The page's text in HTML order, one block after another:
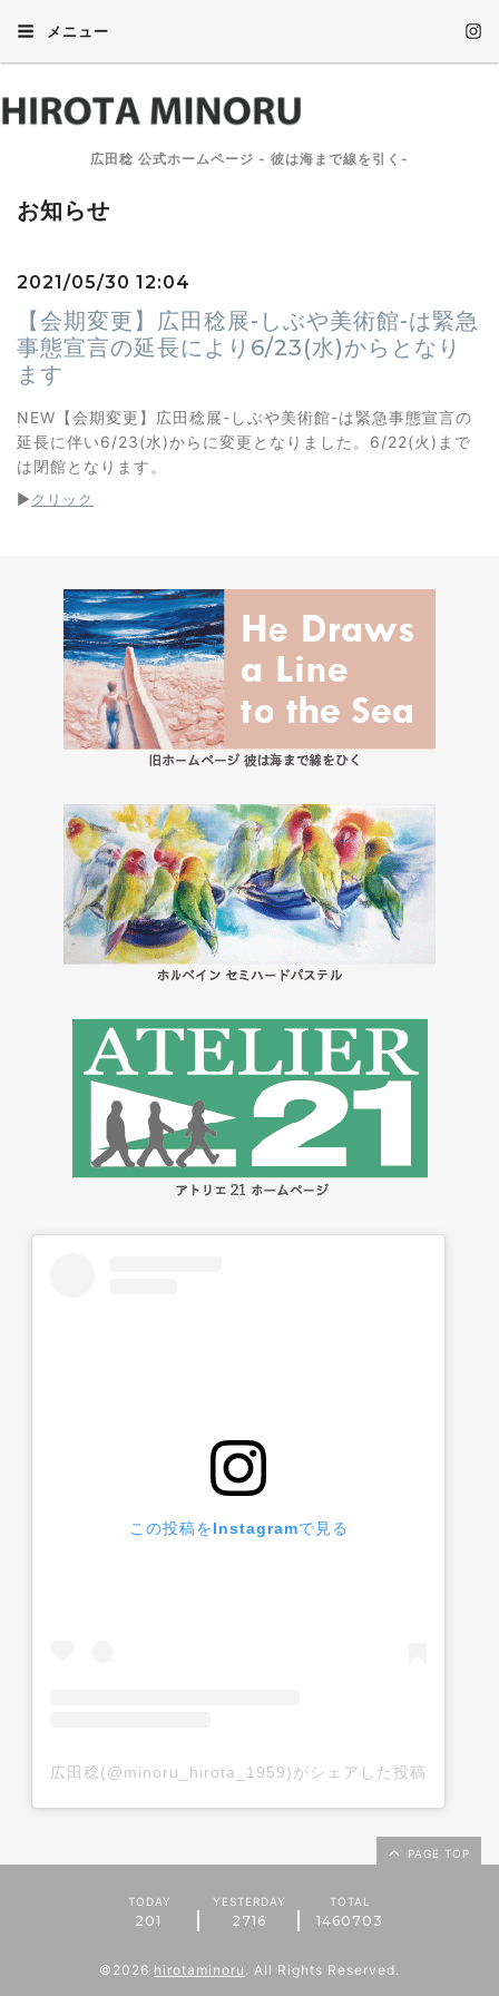
メニュー
広田稔 公式ホームページ - 彼は海まで線を引く-
お知らせ
2021/05/30 12:04
【会期変更】広田稔展-しぶや美術館-は緊急
事態宣言の延長により6/23(水)からとなり
ます
NEW【会期変更】広田稔展-しぶや美術館-は緊急事態宣言の
延長に伴い6/23(水)からに変更となりました。6/22(火)まで
は閉館となります。
▶︎クリック
この投稿をInstagramで見る
広田稔(@minoru_hirota_1959)がシェアした投稿
PAGE TOP
TODAY
201
YESTERDAY
2716
TOTAL
1460703
©2026 hirotaminoru . All Rights Reserved.